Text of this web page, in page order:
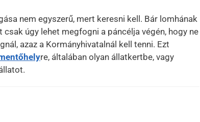
nem egyszerű, mert keresni kell. Bár lomhának
úgy lehet megfogni a páncélja végén, hogy ne
azaz a Kormányhivatalnál kell tenni. Ezt
re, általában olyan állatkertbe, vagy